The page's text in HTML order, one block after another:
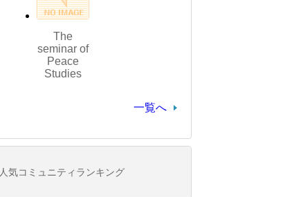
The
seminar of
Peace
Studies
一覧へ
人気コミュニティランキング